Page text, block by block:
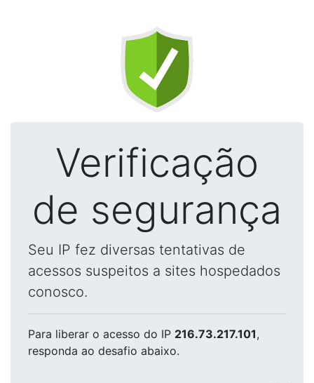
Verificação
de segurança
Seu IP fez diversas tentativas de
acessos suspeitos a sites hospedados
conosco.
Para liberar o acesso do IP 216.73.217.101,
responda ao desafio abaixo.